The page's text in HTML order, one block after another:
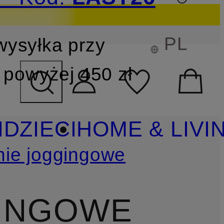
przy
450 zł
PL
DZIECIHOME &
joggingowe